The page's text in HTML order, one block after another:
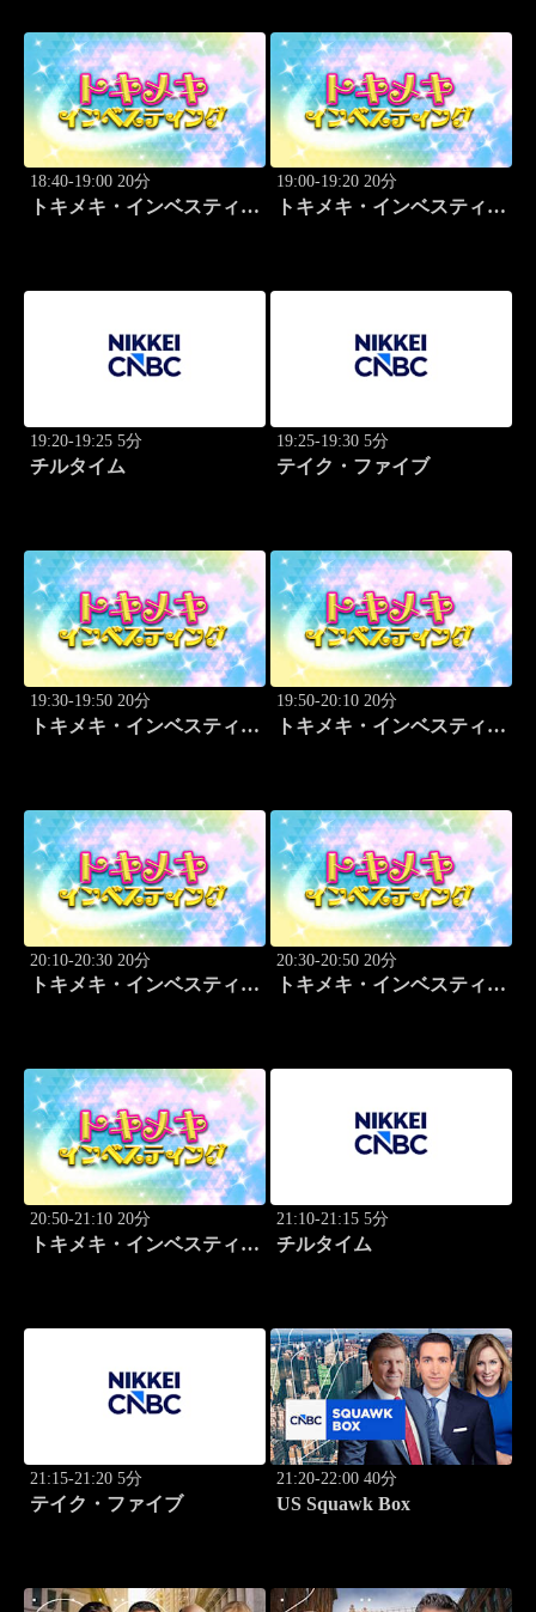
18:40-19:00 20分
トキメキ・インベスティン
19:00-19:20 20分
トキメキ・インベスティン
19:20-19:25 5分
チルタイム
19:25-19:30 5分
テイク・ファイブ
19:30-19:50 20分
トキメキ・インベスティン
19:50-20:10 20分
トキメキ・インベスティン
20:10-20:30 20分
トキメキ・インベスティン
20:30-20:50 20分
トキメキ・インベスティン
20:50-21:10 20分
トキメキ・インベスティン
21:10-21:15 5分
チルタイム
21:15-21:20 5分
テイク・ファイブ
21:20-22:00 40分
US Squawk Box